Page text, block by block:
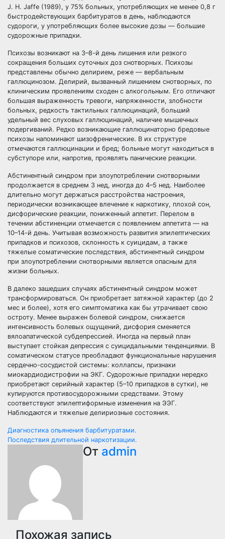
J. H. Jaffe (1989), у 75% больных, употребляющих не менее 0,8 г
быстродействующих барбитуратов в день, наблюдаются
судороги, у употребляющих более высокие дозы — большие
судорожные припадки.
Психозы возникают на 3–8-й день лишения или резкого
сокращения больших суточных доз снотворных. Психозы
представлены обычно делирием, реже — вербальным
галлюцинозом. Делирий, вызванный лишением снотворных, по
клиническим проявлениям сходен с алкогольным. Его отличают
большая выраженность тревоги, напряженности, злобности
больных, редкость тактильных галлюцинаций, больший
удельный вес слуховых галлюцинаций, наличие мышечных
подергиваний. Редко возникающие галлюцинаторно бредовые
психозы напоминают шизофренические. В их структуре
отмечаются галлюцинации и бред; больные могут находиться в
субступоре или, напротив, проявлять панические реакции.
Абстинентный синдром при злоупотреблении снотворными
продолжается в среднем 3 нед, иногда до 4–5 нед. Наиболее
длительно могут держаться расстройства настроения,
периодически возникающее влечение к наркотику, плохой сон,
дисфорические реакции, пониженный аппетит. Перелом в
течении абстиненции отмечается с появлением аппетита — на
10–14-й день. Учитывая возможность развития эпилептических
припадков и психозов, склонность к суицидам, а также
тяжелые соматические последствия, абстинентный синдром
при злоупотреблении снотворными является опасным для
жизни больных.
В далеко зашедших случаях абстинентный синдром может
трансформироваться. Он приобретает затяжной характер (до 2
мес и более), хотя его симптоматика как бы утрачивает свою
остроту. Менее выражен болевой синдром, снижается
интенсивность болевых ощущений, дисфория сменяется
вялоапатической субдепрессией. Иногда на первый план
выступает стойкая депрессия с суицидальными тенденциями. В
соматическом статусе преобладают функциональные нарушения
сердечно-сосудистой системы: коллапсы, признаки
миокардиодистрофии на ЭКГ. Судорожные припадки нередко
приобретают серийный характер (5–10 припадков в сутки), не
купируются противосудорожными средствами. Этому
соответствуют эпилептиформные изменения на ЭЭГ.
Наблюдаются и тяжелые делириозные состояния.
Навигация
записям
Диагностика опьянения барбитуратами.
Последствия длительной наркотизации.
От admin
Похожая запись